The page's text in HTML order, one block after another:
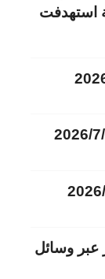
استهدفت
عبر وسائل